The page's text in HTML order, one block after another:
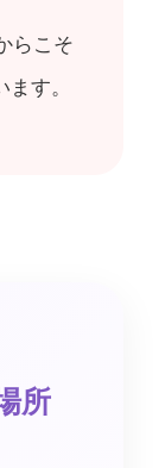
らこそ
す。
所